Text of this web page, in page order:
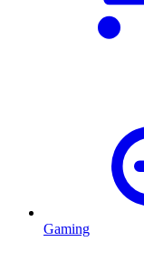
Gaming